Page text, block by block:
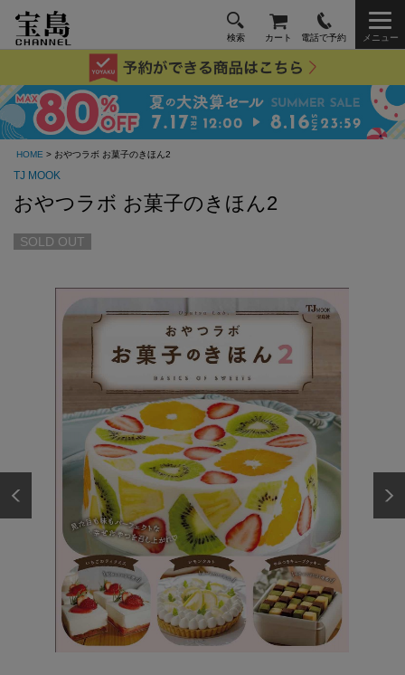
検索 カート 電話で予約 メニュー
HOME > おやつラボ お菓子のきほん2
TJ MOOK
おやつラボ お菓子のきほん2
SOLD OUT